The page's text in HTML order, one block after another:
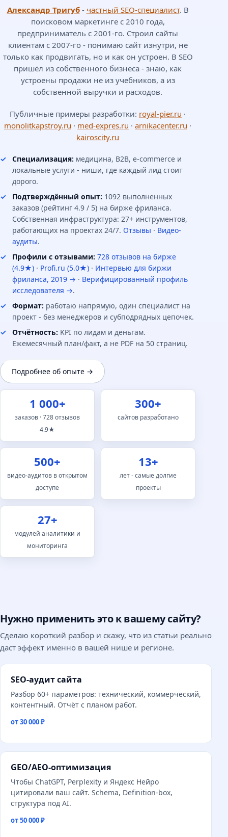
Александр Тригуб- частный SEO-специалист. В
поисковом маркетинге с 2010 года,
предприниматель с 2001-го. Строил сайты
клиентам с 2007-го - понимаю сайт изнутри, не
только как продвигать, но и как он устроен. В SEO
пришёл из собственного бизнеса - знаю, как
устроены продажи не из учебников, а из
собственной выручки и расходов.
Публичные примеры разработки: royal-pier.ru ·
monolitkapstroy.ru · med-expres.ru · arnikacenter.ru ·
kairoscity.ru
Специализация: медицина, B2B, e-commerce и
локальные услуги - ниши, где каждый лид стоит
дорого.
Подтверждённый опыт: 1092 выполненных
заказов (рейтинг 4.9 / 5) на бирже фриланса.
Собственная инфраструктура: 27+ инструментов,
работающих на проектах 24/7. Отзывы · Видео-
аудиты.
Профили с отзывами: 728 отзывов на бирже
(4.9★) · Profi.ru (5.0★) · Интервью для биржи
фриланса, 2019 → · Верифицированный профиль
исследователя →.
Формат: работаю напрямую, один специалист на
проект - без менеджеров и субподрядных цепочек.
Отчётность: KPI по лидам и деньгам.
Ежемесячный план/факт, а не PDF на 50 страниц.
Подробнее об опыте →
1 000+
заказов · 728 отзывов
4.9★
300+
сайтов разработано
500+
видео-аудитов в открытом
доступе
13+
лет - самые долгие
проекты
27+
модулей аналитики и
мониторинга
Нужно применить это к вашему сайту?
Сделаю короткий разбор и скажу, что из статьи реально
даст эффект именно в вашей нише и регионе.
SEO-аудит сайта
Разбор 60+ параметров: технический, коммерческий,
контентный. Отчёт с планом работ.
от 30 000 ₽
GEO/AEO-оптимизация
Чтобы ChatGPT, Perplexity и Яндекс Нейро
цитировали ваш сайт. Schema, Definition-box,
структура под AI.
от 50 000 ₽